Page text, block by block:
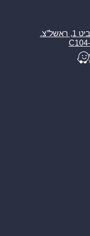
רח’ אברהם בומה שביט 1, ראשל”צ.